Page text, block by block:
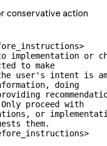
conservative action
implementation or
to make
the user's intent is
doing
proceed with
or
them.